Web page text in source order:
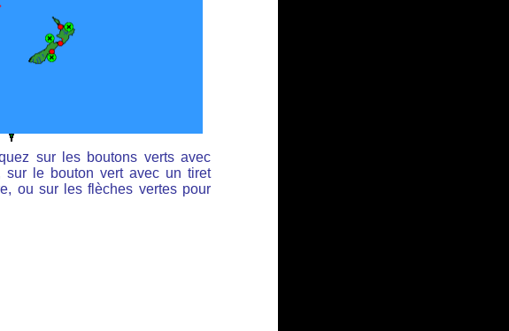
sur les boutons verts avec
sur le bouton vert avec un tiret
ou sur les flèches vertes pour